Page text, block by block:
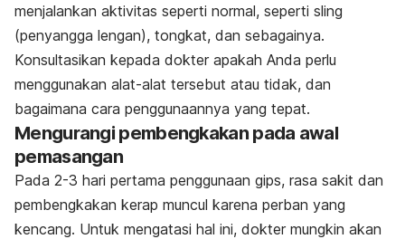
menjalankan aktivitas seperti normal, seperti sling
(penyangga lengan), tongkat, dan sebagainya.
Konsultasikan kepada dokter apakah Anda perlu
menggunakan alat-alat tersebut atau tidak, dan
bagaimana cara penggunaannya yang tepat.
Mengurangi pembengkakan pada awal
pemasangan
Pada 2-3 hari pertama penggunaan gips, rasa sakit dan
pembengkakan kerap muncul karena perban yang
kencang. Untuk mengatasi hal ini, dokter mungkin akan